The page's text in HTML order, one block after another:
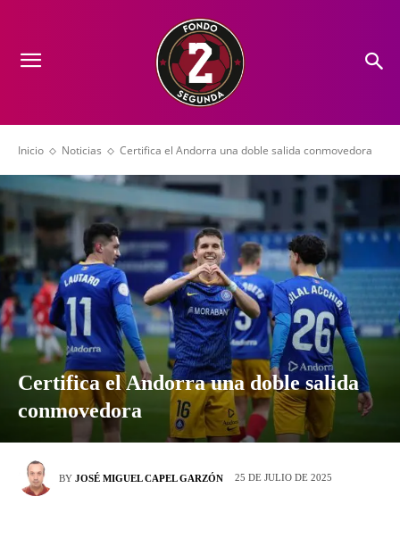
Inicio Noticias Certifica el Andorra una doble salida conmovedora
Certifica el Andorra una doble salida
conmovedora
BY JOSÉ MIGUEL CAPEL GARZÓN 25 DE JULIO DE 2025